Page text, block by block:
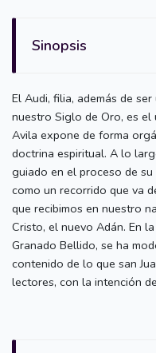
Sinopsis
El Audi, filia, además de
nuestro Siglo de Oro, es el
Avila expone de forma
doctrina espiritual. A lo
guiado en el proceso de su
como un recorrido que va
que recibimos en nuestro
Cristo, el nuevo Adán. En
Granado Bellido, se ha
contenido de lo que san
lectores, con la intención